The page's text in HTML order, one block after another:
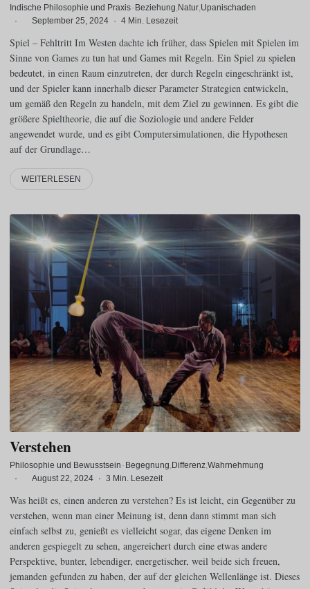
Indische Philosophie und Praxis· Beziehung Natur Upanischaden
·
September 25, 2024 · 4 Min. Lesezeit
Spiel – Fehltritt Im Westen dachte ich früher, dass Spielen mit Spielen im
Sinne von Games zu tun hat und Games mit Regeln. Ein Spiel zu spielen
bedeutet, in einen Raum einzutreten, der durch Regeln eingeschränkt ist,
und der Spieler kann innerhalb dieser Parameter Strategien entwickeln,
um gemäß den Regeln zu handeln, mit dem Ziel zu gewinnen. Es gibt die
größere Spieltheorie, die auf die Soziologie und andere Felder
angewendet wurde, und es gibt Computersimulationen, die Hypothesen
auf der Grundlage…
WEITERLESEN
Verstehen
Philosophie und Bewusstsein · Begegnung Differenz Wahrnehmung
·
August 22, 2024 · 3 Min. Lesezeit
Was heißt es, einen anderen zu verstehen? Es ist leicht, ein Gegenüber zu
verstehen, wenn man einer Meinung ist, denn dann stimmt man sich
einfach selbst zu, genießt es vielleicht sogar, das eigene Denken im
anderen gespiegelt zu sehen, angereichert durch eine etwas andere
Perspektive, bunter, lebendiger, energetischer, weil beide sich freuen,
jemanden gefunden zu haben, der auf der gleichen Wellenlänge ist. Dieses